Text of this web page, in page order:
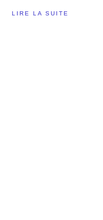
LIRE LA SUITE